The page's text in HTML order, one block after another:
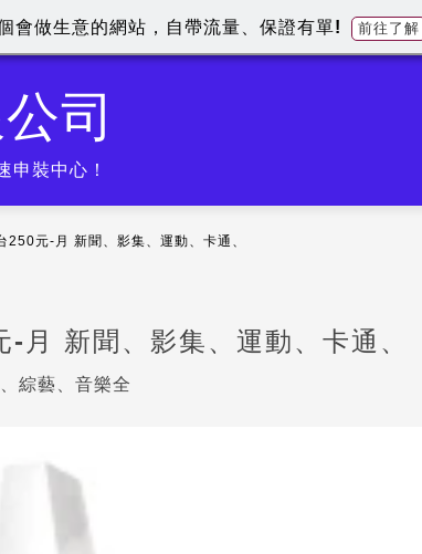
司
申裝中心！
250元-月 新聞、影集、運動、卡通、
月 新聞、影集、運動、卡通、
綜藝、音樂全
會做生意的網站，自帶流量、保證有單! 前往了解